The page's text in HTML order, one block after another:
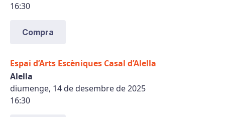
16:30
Compra
Espai d’Arts Escèniques Casal d’Alella
Alella
diumenge, 14 de desembre de 2025
16:30